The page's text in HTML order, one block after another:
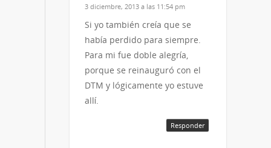
3 diciembre, 2013 a las 11:54 pm
Si yo también creía que se
había perdido para siempre.
Para mi fue doble alegría,
porque se reinauguró con el
DTM y lógicamente yo estuve
allí.
Responder